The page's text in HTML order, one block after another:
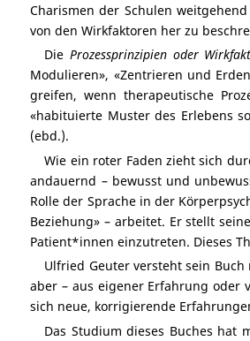
Charismen der Schulen
von den Wirkfaktoren her zu
Die Prozessprinzipien oder
Modulieren», «Zentrieren und
greifen, wenn therapeutische
«habituierte Muster des Erlebens
(ebd.).
Wie ein roter Faden zieht sich
andauernd – bewusst und
Rolle der Sprache in der
Beziehung» – arbeitet. Er stellt
Patient*innen einzutreten. Dieses
Ulfried Geuter versteht sein
aber – aus eigener Erfahrung oder
sich neue, korrigierende
Das Studium dieses Buches hat